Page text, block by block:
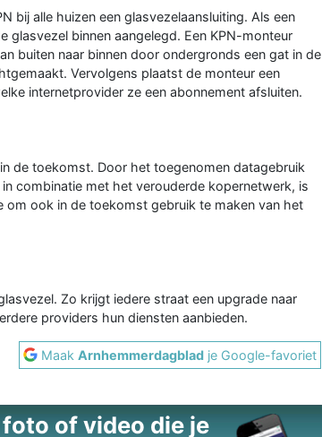
bij alle huizen een glasvezelaansluiting. Als een
binnen aangelegd. Een KPN-monteur
buiten naar binnen door ondergronds een gat in de
Vervolgens plaatst de monteur een
internetprovider ze een abonnement afsluiten.
de toekomst. Door het toegenomen datagebruik
combinatie met het verouderde kopernetwerk, is
om ook in de toekomst gebruik te maken van het
Zo krijgt iedere straat een upgrade naar
providers hun diensten aanbieden.
MaakArnhemmerdagblad je Google-favoriet
of video die je